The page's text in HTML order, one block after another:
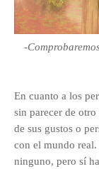
-
En cuanto a los
sin parecer de
de sus gustos o
con el mundo
ninguno, pero sí